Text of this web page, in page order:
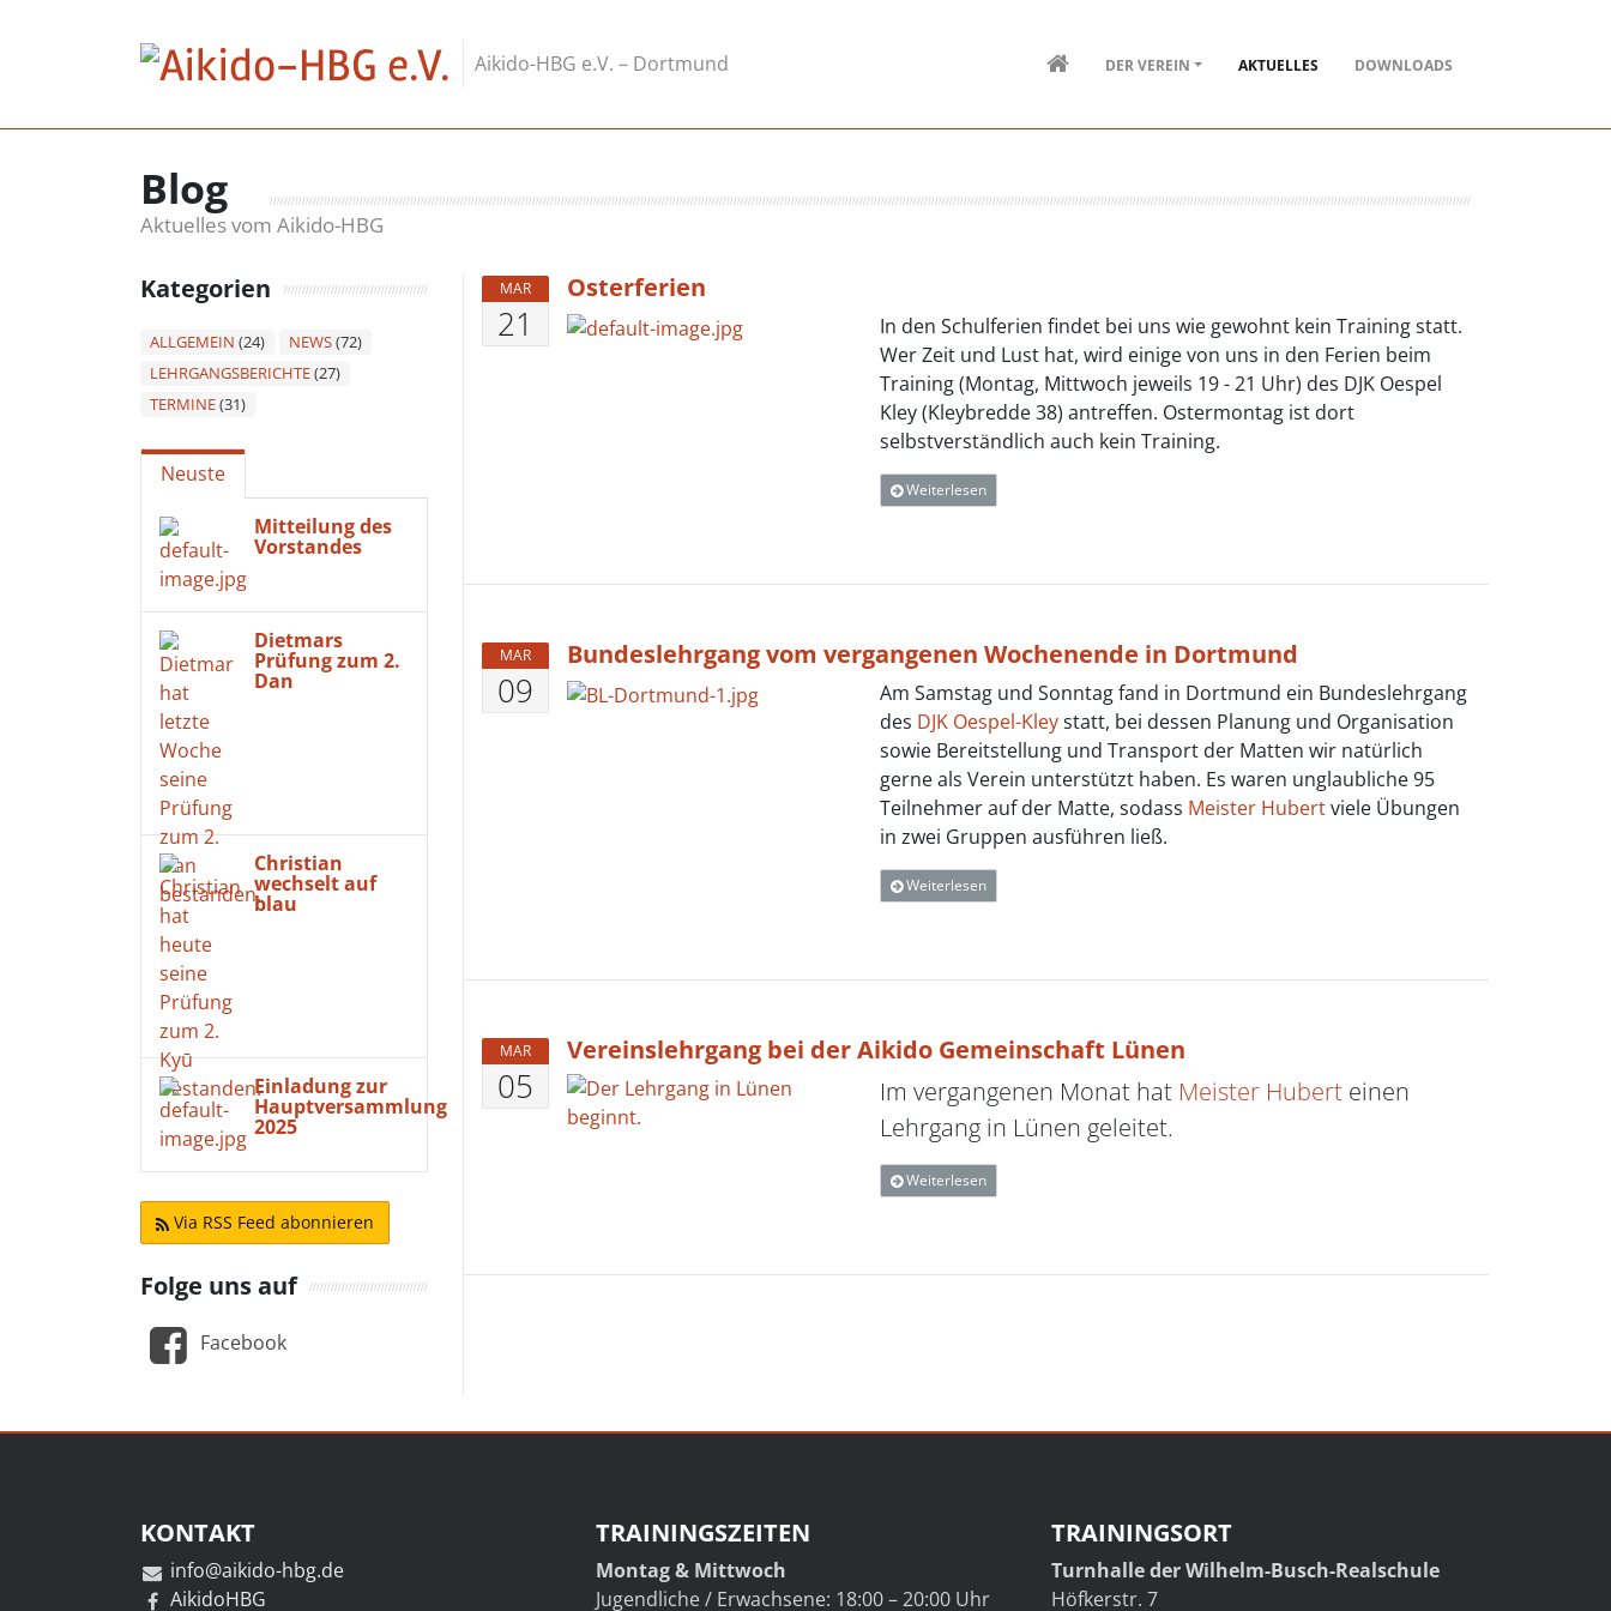
Aikido-HBG e.V. – Dortmund
DER VEREIN AKTUELLES DOWNLOADS
Blog
Aktuelles vom Aikido-HBG
MAR
21
Osterferien
In den Schulferien findet bei uns wie gewohnt kein Training statt.
Wer Zeit und Lust hat, wird einige von uns in den Ferien beim
Training (Montag, Mittwoch jeweils 19 - 21 Uhr) des DJK Oespel
Kley (Kleybredde 38) antreffen. Ostermontag ist dort
selbstverständlich auch kein Training.
Weiterlesen
MAR
09
Bundeslehrgang vom vergangenen Wochenende in Dortmund
Am Samstag und Sonntag fand in Dortmund ein Bundeslehrgang
des DJK Oespel-Kleystatt, bei dessen Planung und Organisation
sowie Bereitstellung und Transport der Matten wir natürlich
gerne als Verein unterstützt haben. Es waren unglaubliche 95
Teilnehmer auf der Matte, sodass Meister Hubertviele Übungen
in zwei Gruppen ausführen ließ.
Weiterlesen
MAR
05
Vereinslehrgang bei der Aikido Gemeinschaft Lünen
Im vergangenen Monat hat Meister Hubert einen
Lehrgang in Lünen geleitet.
Weiterlesen
Kategorien
ALLGEMEIN (24) NEWS(72)
LEHRGANGSBERICHTE(27)
TERMINE(31)
Neuste
Mitteilung des
Vorstandes
Dietmars
Prüfung zum 2.
Dan
Christian
wechselt auf
blau
Einladung zur
Hauptversammlung
2025
Via RSS Feed abonnieren
Folge uns auf
Facebook
KONTAKT
info@aikido-hbg.de
AikidoHBG
TRAININGSZEITEN
Montag & Mittwoch
Jugendliche / Erwachsene: 18:00 – 20:00 Uhr
TRAININGSORT
Turnhalle der Wilhelm-Busch-Realschule
Höfkerstr. 7